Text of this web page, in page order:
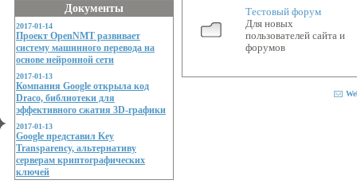
Документы
2017-01-14
Проект OpenNMT развивает
систему машинного перевода на
основе нейронной сети
2017-01-13
Компания Google открыла код
Draco, библиотеки для
эффективного сжатия 3D-графики
2017-01-13
Google представил Key
Transparency, альтернативу
серверам криптографических
ключей
Нет новых
Тестовый форум
Для новых
пользователей сайта и
форумов